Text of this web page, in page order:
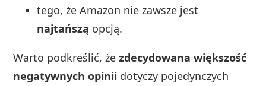
tego, że Amazon nie zawsze jest
najtańszą opcją.
Warto podkreślić, żezdecydowana większość
negatywnych opinii dotyczy pojedynczych